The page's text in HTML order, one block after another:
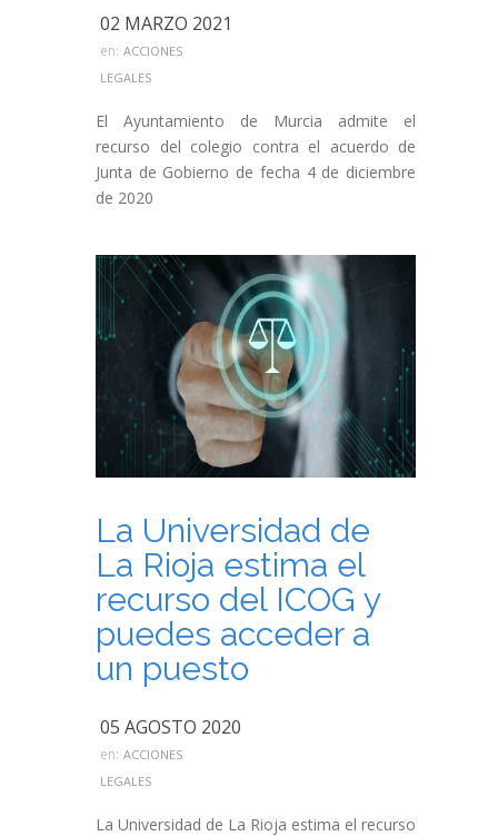
02 MARZO 2021
en: ACCIONES
LEGALES
El Ayuntamiento de Murcia admite el
recurso del colegio contra el acuerdo de
Junta de Gobierno de fecha 4 de diciembre
de 2020
La Universidad de
La Rioja estima el
recurso del ICOG y
puedes acceder a
un puesto
05 AGOSTO 2020
en: ACCIONES
LEGALES
La Universidad de La Rioja estima el recurso